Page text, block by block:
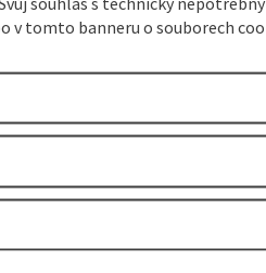
v tomto banneru o souborech